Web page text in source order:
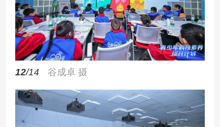
12/14 谷成卓 摄